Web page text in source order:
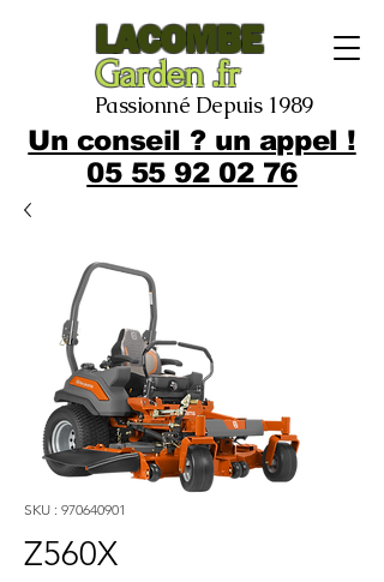
LACOMBE
Garden .fr
Passionné Depuis 1989
Un conseil ? un appel !
05 55 92 02 76
SKU : 970640901
Z560X